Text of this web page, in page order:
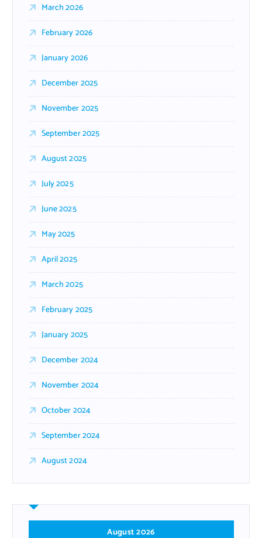
March 2026
February 2026
January 2026
December 2025
November 2025
September 2025
August 2025
July 2025
June 2025
May 2025
April 2025
March 2025
February 2025
January 2025
December 2024
November 2024
October 2024
September 2024
August 2024
August 2026